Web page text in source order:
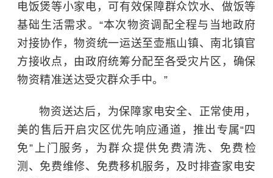
电饭煲等小家电，可有效保障群众饮水、做饭等
基础生活需求。“本次物资调配全程与当地政府
对接协作，物资统一运送至壶瓶山镇、南北镇官
方接收点，由政府统筹分配至各受灾片区，确保
物资精准送达受灾群众手中。”
物资送达后，为保障家电安全、正常使用，
美的售后开启灾区优先响应通道，推出专属“四
免”上门服务，为群众提供免费清洗、免费检
测、免费维修、免费移机服务，及时排查家电安